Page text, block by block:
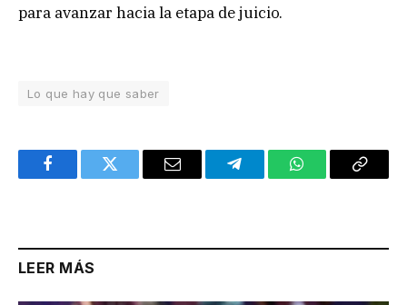
para avanzar hacia la etapa de juicio.
Lo que hay que saber
FacebookTwitter Email TelegramWhatsAppCopy
LEER MÁS